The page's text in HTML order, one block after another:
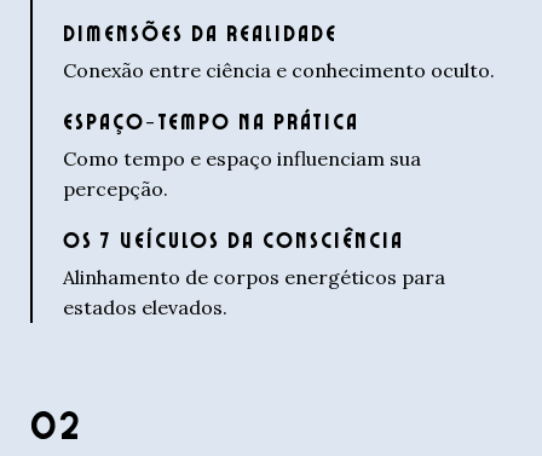
DIMENSÕES DA REALIDADE
Conexão entre ciência e conhecimento oculto.
ESPAÇO-TEMPO NA PRÁTICA
Como tempo e espaço influenciam sua
percepção.
OS 7 VEÍCULOS DA CONSCIÊNCIA
Alinhamento de corpos energéticos para
estados elevados.
02